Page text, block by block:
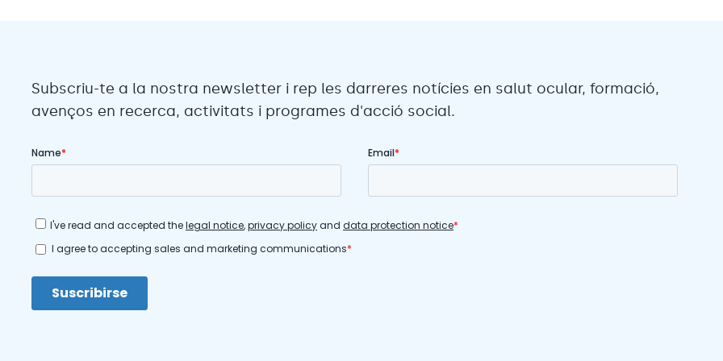
Subscriu-te a la nostra newsletter i rep les darreres notícies en salut ocular, formació,
avenços en recerca, activitats i programes d'acció social.